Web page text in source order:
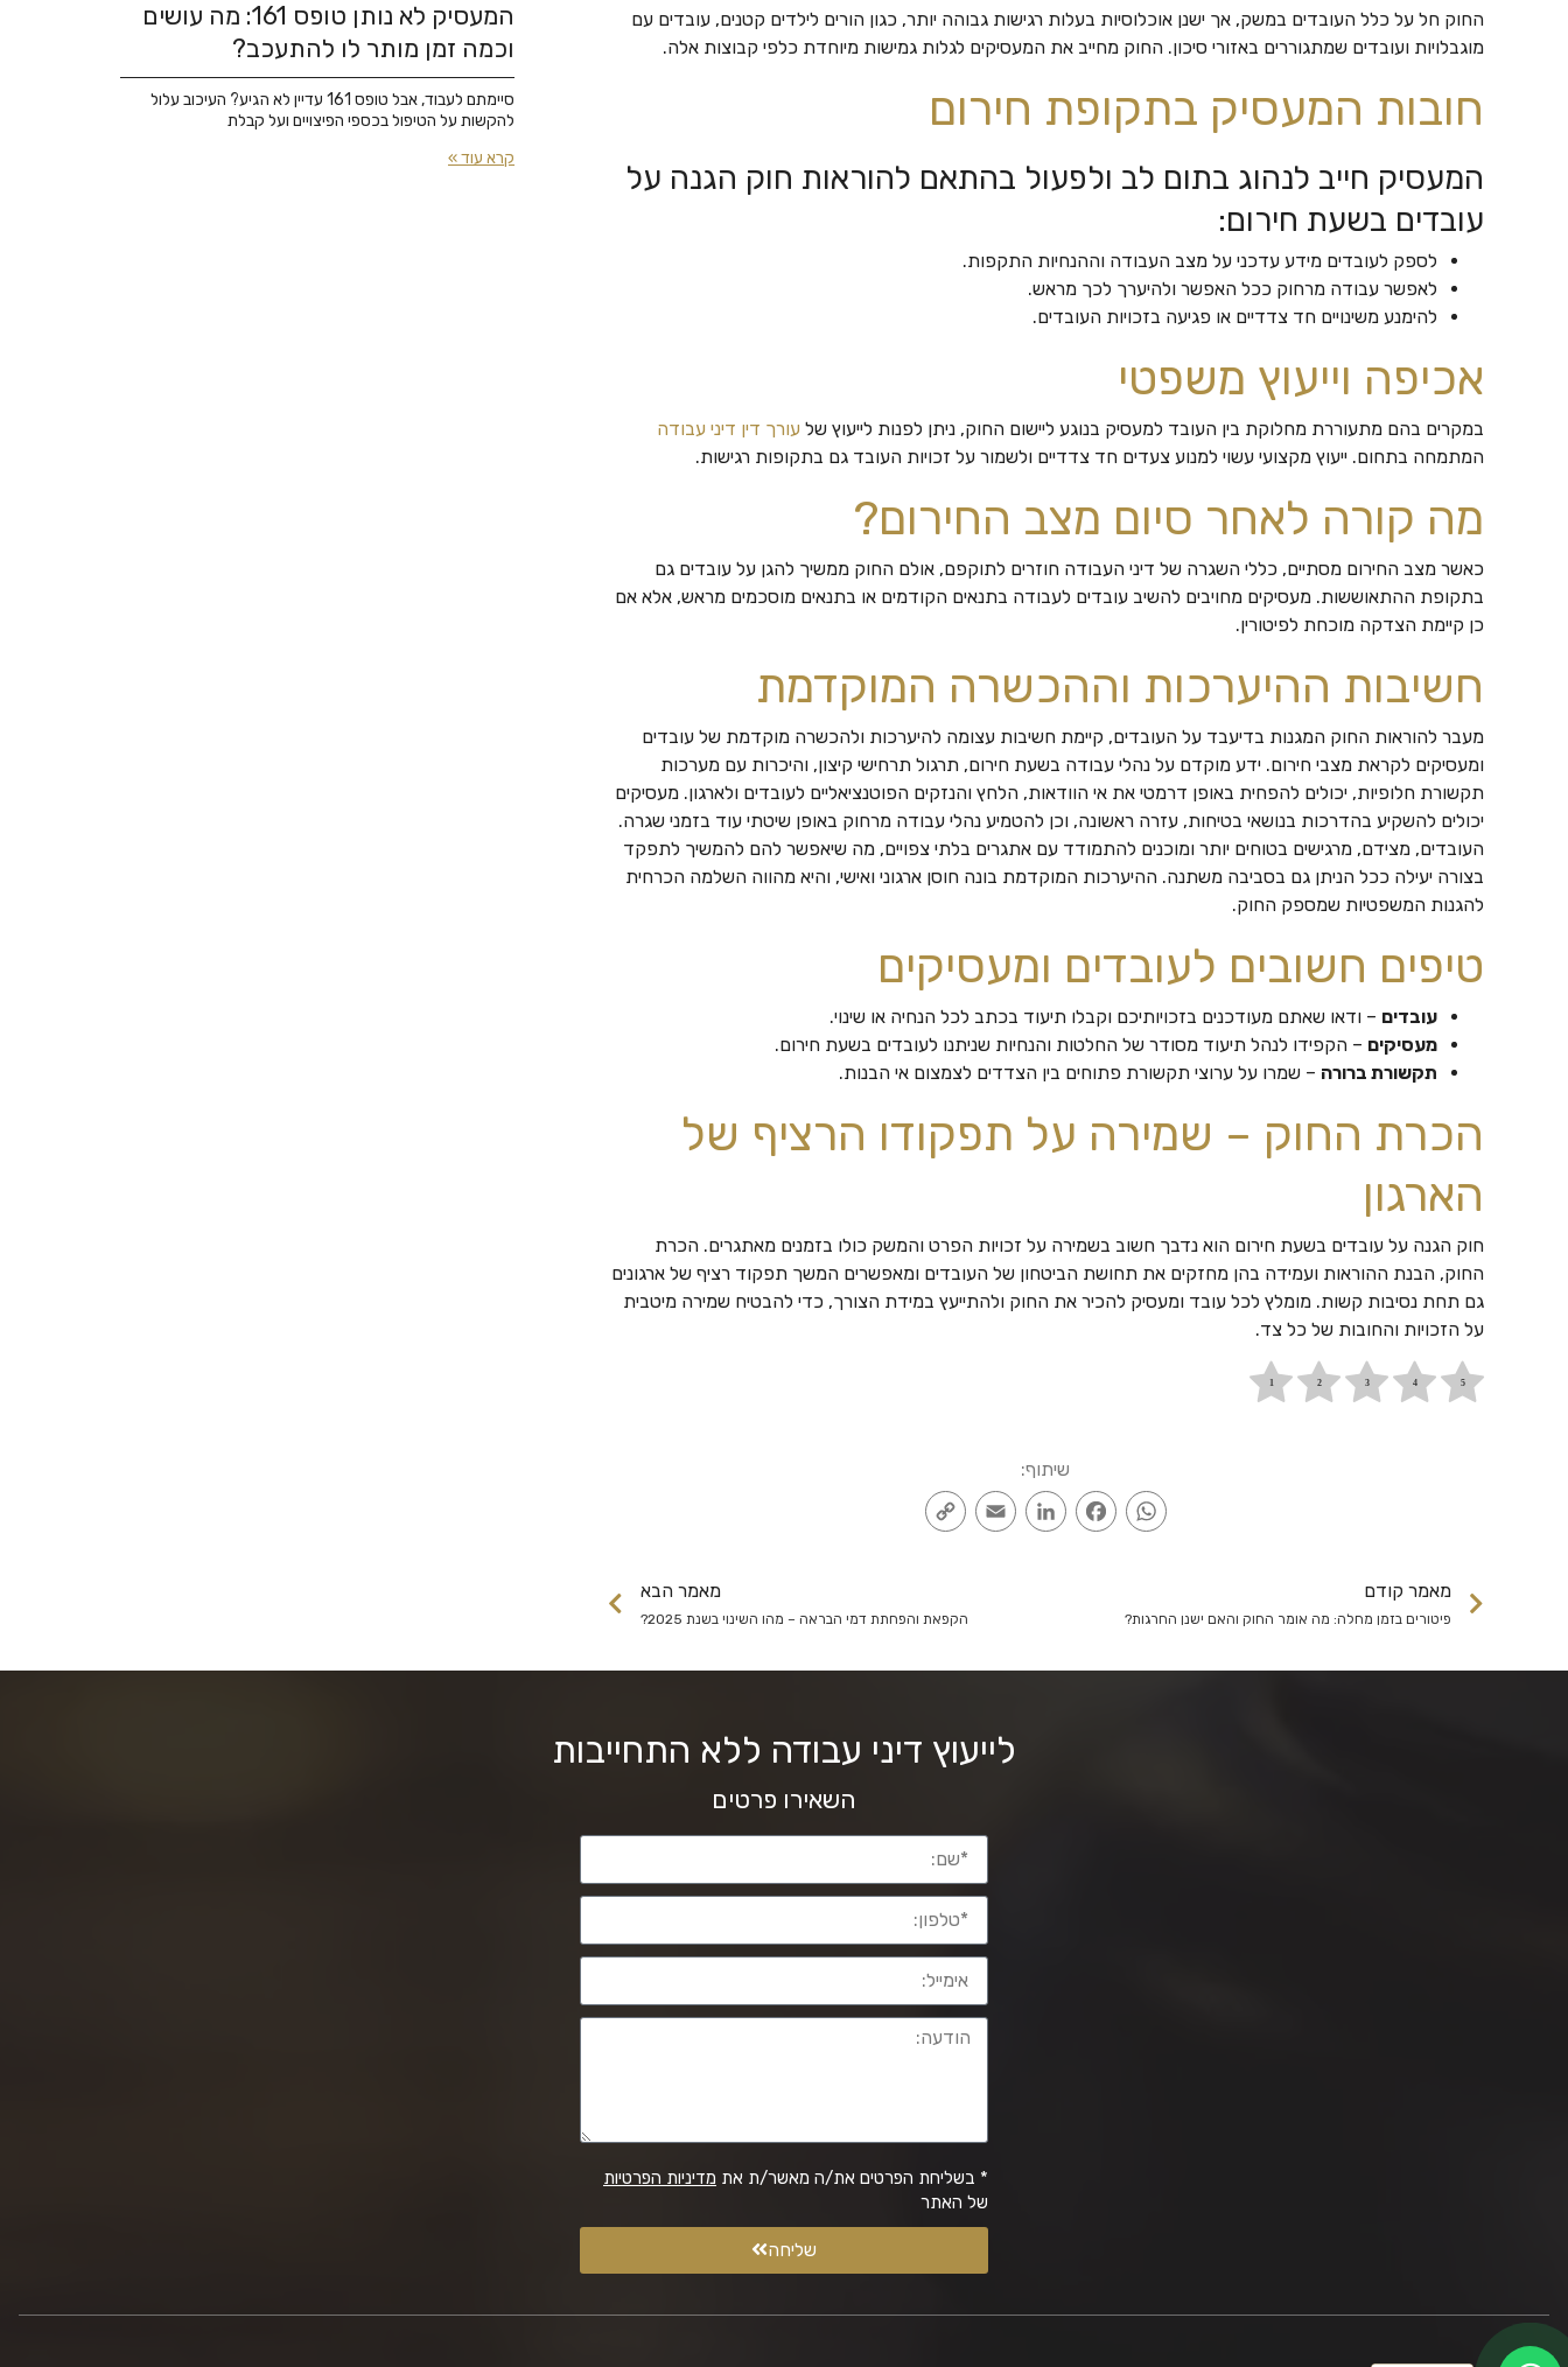
החוק חל על כלל העובדים במשק, אך ישנן אוכלוסיות בעלות רגישות גבוהה יותר, כגון הורים לילדים קטנים, עובדים עם
מוגבלויות ועובדים שמתגוררים באזורי סיכון. החוק מחייב את המעסיקים לגלות גמישות מיוחדת כלפי קבוצות אלה.
חובות המעסיק בתקופת חירום
המעסיק חייב לנהוג בתום לב ולפעול בהתאם להוראות חוק הגנה על
עובדים בשעת חירום:
לספק לעובדים מידע עדכני על מצב העבודה וההנחיות התקפות.
לאפשר עבודה מרחוק ככל האפשר ולהיערך לכך מראש.
להימנע משינויים חד צדדיים או פגיעה בזכויות העובדים.
אכיפה וייעוץ משפטי
במקרים בהם מתעוררת מחלוקת בין העובד למעסיק בנוגע ליישום החוק, ניתן לפנות לייעוץ של עורך דין דיני עבודה
המתמחה בתחום. ייעוץ מקצועי עשוי למנוע צעדים חד צדדיים ולשמור על זכויות העובד גם בתקופות רגישות.
מה קורה לאחר סיום מצב החירום?
כאשר מצב החירום מסתיים, כללי השגרה של דיני העבודה חוזרים לתוקפם, אולם החוק ממשיך להגן על עובדים גם
בתקופת ההתאוששות. מעסיקים מחויבים להשיב עובדים לעבודה בתנאים הקודמים או בתנאים מוסכמים מראש, אלא אם
כן קיימת הצדקה מוכחת לפיטורין.
חשיבות ההיערכות וההכשרה המוקדמת
מעבר להוראות החוק המגנות בדיעבד על העובדים, קיימת חשיבות עצומה להיערכות ולהכשרה מוקדמת של עובדים
ומעסיקים לקראת מצבי חירום. ידע מוקדם על נהלי עבודה בשעת חירום, תרגול תרחישי קיצון, והיכרות עם מערכות
תקשורת חלופיות, יכולים להפחית באופן דרמטי את אי הוודאות, הלחץ והנזקים הפוטנציאליים לעובדים ולארגון. מעסיקים
יכולים להשקיע בהדרכות בנושאי בטיחות, עזרה ראשונה, וכן להטמיע נהלי עבודה מרחוק באופן שיטתי עוד בזמני שגרה.
העובדים, מצידם, מרגישים בטוחים יותר ומוכנים להתמודד עם אתגרים בלתי צפויים, מה שיאפשר להם להמשיך לתפקד
בצורה יעילה ככל הניתן גם בסביבה משתנה. ההיערכות המוקדמת בונה חוסן ארגוני ואישי, והיא מהווה השלמה הכרחית
להגנות המשפטיות שמספק החוק.
טיפים חשובים לעובדים ומעסיקים
עובדים – ודאו שאתם מעודכנים בזכויותיכם וקבלו תיעוד בכתב לכל הנחיה או שינוי.
מעסיקים – הקפידו לנהל תיעוד מסודר של החלטות והנחיות שניתנו לעובדים בשעת חירום.
תקשורת ברורה – שמרו על ערוצי תקשורת פתוחים בין הצדדים לצמצום אי הבנות.
הכרת החוק – שמירה על תפקודו הרציף של
הארגון
חוק הגנה על עובדים בשעת חירום הוא נדבך חשוב בשמירה על זכויות הפרט והמשק כולו בזמנים מאתגרים. הכרת
החוק, הבנת ההוראות ועמידה בהן מחזקים את תחושת הביטחון של העובדים ומאפשרים המשך תפקוד רציף של ארגונים
גם תחת נסיבות קשות. מומלץ לכל עובד ומעסיק להכיר את החוק ולהתייעץ במידת הצורך, כדי להבטיח שמירה מיטבית
על הזכויות והחובות של כל צד.
שיתוף:
WhatsApp
Facebook
LinkedIn
Email
מאמר קודם
פיטורים בזמן מחלה: מה אומר החוק והאם ישנן החרגות?
מאמר הבא
הקפאת והפחתת דמי הבראה – מהו השינוי בשנת 2025?
המעסיק לא נותן טופס 161: מה עושים
וכמה זמן מותר לו להתעכב?
סיימתם לעבוד, אבל טופס 161 עדיין לא הגיע? העיכוב עלול
להקשות על הטיפול בכספי הפיצויים ועל קבלת
קרא עוד »
לייעוץ דיני עבודה ללא התחייבות
השאירו פרטים
* בשליחת הפרטים את/ה מאשר/ת את מדיניות הפרטיות
של האתר
שליחה